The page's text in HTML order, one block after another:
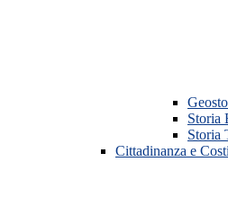
Storia
Storia
Cittadinanza e